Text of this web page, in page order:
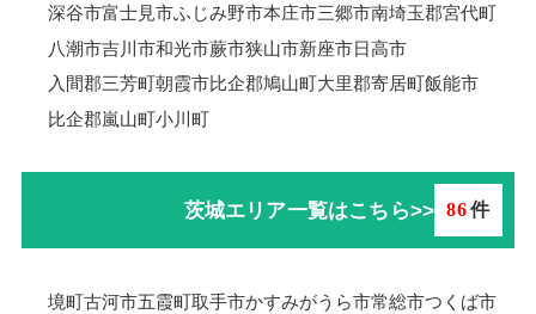
深谷市富士見市ふじみ野市本庄市三郷市南埼玉郡宮代町
八潮市吉川市和光市蕨市狭山市新座市日高市
入間郡三芳町朝霞市比企郡鳩山町大里郡寄居町飯能市
比企郡嵐山町小川町
茨城エリア一覧はこちら>> 86件
境町古河市五霞町取手市かすみがうら市常総市つくば市